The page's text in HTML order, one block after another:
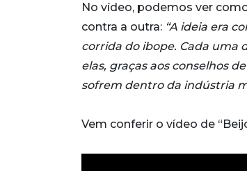
No vídeo, podemos ver
contra a outra: “A ideia era
corrida do ibope. Cada uma
elas, graças aos conselhos
sofrem dentro da indústria
Vem conferir o vídeo de